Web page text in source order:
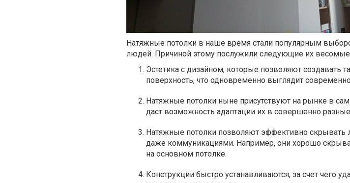
Натяжные потолки в наше время стали популярным
людей. Причиной этому послужили следующие их весомые
Эстетика с дизайном, которые позволяют создавать
поверхность, что одновременно выглядит
Натяжные потолки ныне присутствуют на рынке в
даст возможность адаптации их в совершенно
Натяжные потолки позволяют эффективно
даже коммуникациями. Например, они хорошо
на основном потолке.
Конструкции быстро устанавливаются, за счет чего